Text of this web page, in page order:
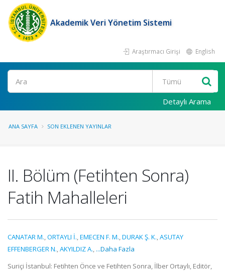
Akademik Veri Yönetim Sistemi
Araştırmacı Girişi English
Ara
Detaylı Arama
ANA SAYFA SON EKLENEN YAYINLAR
II. Bölüm (Fetihten Sonra)
Fatih Mahalleleri
CANATAR M.,ORTAYLI İ.,EMECEN F. M.,DURAK Ş. K.,ASUTAY
EFFENBERGER N.,AKYILDIZ A., ...Daha Fazla
Suriçi İstanbul: Fetihten Önce ve Fetihten Sonra, İlber Ortaylı, Editör,